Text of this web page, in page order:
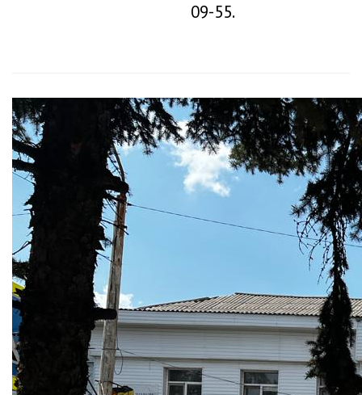
09-55.